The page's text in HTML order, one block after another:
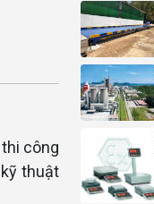
công
thuật